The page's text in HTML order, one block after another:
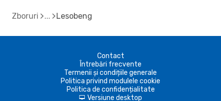
Zboruri Lesobeng
Contact
Întrebări frecvente
Termenii și condițiile generale
Politica privind modulele cookie
Politica de confidențialitate
d Versiune desktop